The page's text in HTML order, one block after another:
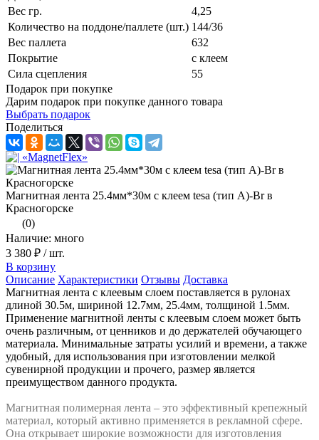
Вес гр.
4,25
Количество на поддоне/паллете (шт.) 144/36
Вес паллета
632
Покрытие
с клеем
Сила сцепления
55
Подарок при покупке
Дарим подарок при покупке данного товара
Выбрать подарок
Поделиться
Магнитная лента 25.4мм*30м с клеем tesa (тип A)-Br в
Красногорске
(0)
Наличие: много
3 380 ₽ / шт.
В корзину
Описание Характеристики Отзывы Доставка
Магнитная лента с клеевым слоем поставляется в рулонах
длиной 30.5м, шириной 12.7мм, 25.4мм, толщиной 1.5мм.
Применение магнитной ленты с клеевым слоем может быть
очень различным, от ценников и до держателей обучающего
материала. Минимальные затраты усилий и времени, а также
удобный, для использования при изготовлении мелкой
сувенирной продукции и прочего, размер является
преимуществом данного продукта.
Магнитная полимерная лента – это эффективный крепежный
материал, который активно применяется в рекламной сфере.
Она открывает широкие возможности для изготовления